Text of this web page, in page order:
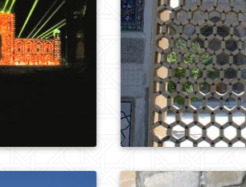
359 0